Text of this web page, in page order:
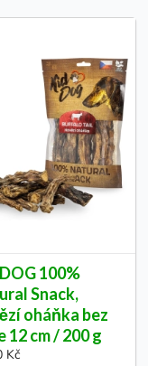
100%
Snack,
oháňka bez
12 cm / 200 g
Kč